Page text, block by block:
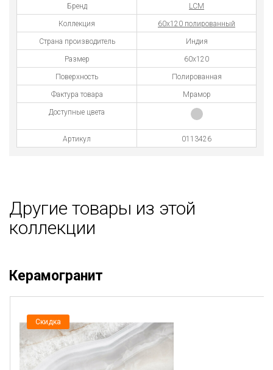
Бренд LCM
Коллекция 60х120 полированный
Страна производитель Индия
Размер 60x120
Поверхность Полированная
Фактура товара Мрамор
Доступные цвета
Артикул 0113426
Другие товары из этой
коллекции
Керамогранит
Скидка